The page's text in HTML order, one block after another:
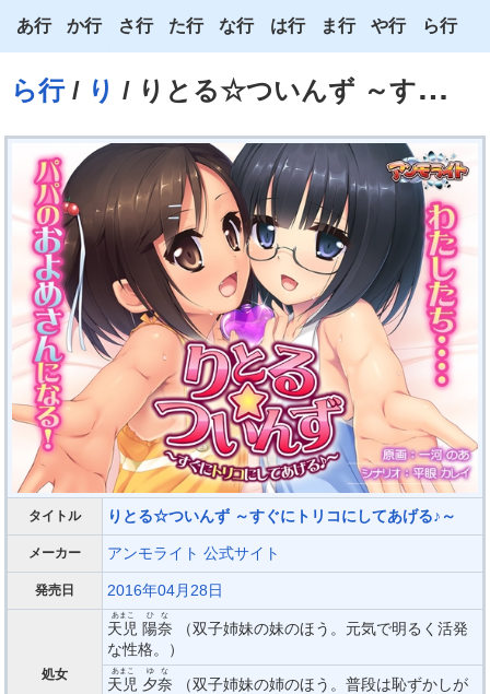
ら行/ り / りとる☆ついんず ～すぐにトリコにしてあげる♪～
あ行
い
え
お
か行
き
く
こ
さ行
し
す
せ
そ
た行
ち
つ
て
と
な行
に
ぬ
ね
の
は行
ひ
ふ
へ
ほ
ま行
み
む
め
も
や行
ゆ
よ
わ
ら行
り
る
れ
ろ
タイトル りとる☆ついんず ～すぐにトリコにしてあげる♪～
メーカー アンモライト 公式サイト
発売日 2016年04月28日
処女
天児
あまこ
陽奈
ひな
（双子姉妹の妹のほう。元気で明るく活発
な性格。）
天児
あまこ
夕奈
ゆな
（双子姉妹の姉のほう。普段は恥ずかしが